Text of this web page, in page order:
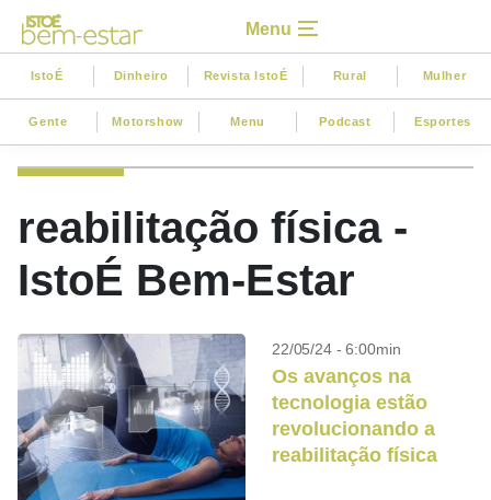
Menu
IstoÉ Dinheiro Revista IstoÉ Rural Mulher
Gente Motorshow Menu Podcast Esportes
reabilitação física -
IstoÉ Bem-Estar
22/05/24 - 6:00min
Os avanços na
tecnologia estão
revolucionando a
reabilitação física